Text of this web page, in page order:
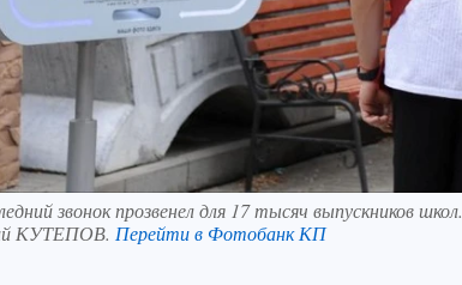
звонок прозвенел для 17 тысяч выпускников школ.
КУТЕПОВ. Перейти в Фотобанк КП